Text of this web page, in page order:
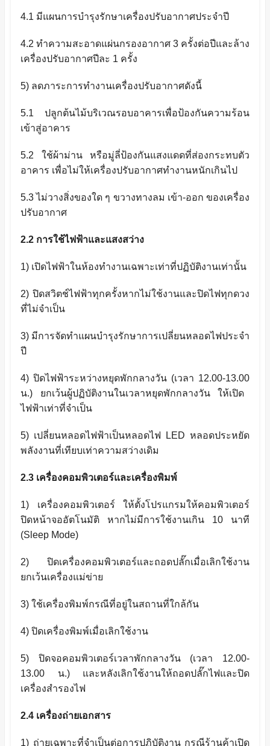
4.1 มีแผนการบำรุงรักษาเครื่องปรับอากาศประจำปี
4.2 ทำความสะอาดแผ่นกรองอากาศ 3 ครั้งต่อปีและล้าง
เครื่องปรับอากาศปีละ 1 ครั้ง
5) ลดภาระการทำงานเครื่องปรับอากาศดังนี้
5.1 ปลูกต้นไม้บริเวณรอบอาคารเพื่อป้องกันความร้อน
เข้าสู่อาคาร
5.2 ใช้ผ้าม่าน หรือมู่ลี่ป้องกันแสงแดดที่ส่องกระทบตัว
อาคาร เพื่อไม่ให้เครื่องปรับอากาศทำงานหนักเกินไป
5.3 ไม่วางสิ่งของใด ๆ ขวางทางลม เข้า-ออก ของเครื่อง
ปรับอากาศ
2.2 การใช้ไฟฟ้าและแสงสว่าง
1) เปิดไฟฟ้าในห้องทำงานเฉพาะเท่าที่ปฏิบัติงานเท่านั้น
2) ปิดสวิตช์ไฟฟ้าทุกครั้งหากไม่ใช้งานและปิดไฟทุกดวง
ที่ไม่จำเป็น
3) มีการจัดทำแผนบำรุงรักษาการเปลี่ยนหลอดไฟประจำ
ปี
4) ปิดไฟฟ้าระหว่างหยุดพักกลางวัน (เวลา 12.00-13.00
น.) ยกเว้นผู้ปฏิบัติงานในเวลาหยุดพักกลางวัน ให้เปิด
ไฟฟ้าเท่าที่จำเป็น
5) เปลี่ยนหลอดไฟฟ้าเป็นหลอดไฟ LED หลอดประหยัด
พลังงานที่เทียบเท่าความสว่างเดิม
2.3 เครื่องคอมพิวเตอร์และเครื่องพิมพ์
1) เครื่องคอมพิวเตอร์ ให้ตั้งโปรแกรมให้คอมพิวเตอร์
ปิดหน้าจออัตโนมัติ หากไม่มีการใช้งานเกิน 10 นาที
(Sleep Mode)
2) ปิดเครื่องคอมพิวเตอร์และถอดปลั๊กเมื่อเลิกใช้งาน
ยกเว้นเครื่องแม่ข่าย
3) ใช้เครื่องพิมพ์กรณีที่อยู่ในสถานที่ใกล้กัน
4) ปิดเครื่องพิมพ์เมื่อเลิกใช้งาน
5) ปิดจอคอมพิวเตอร์เวลาพักกลางวัน (เวลา 12.00-
13.00 น.) และหลังเลิกใช้งานให้ถอดปลั๊กไฟและปิด
เครื่องสำรองไฟ
2.4 เครื่องถ่ายเอกสาร
1) ถ่ายเฉพาะที่จำเป็นต่อการปฏิบัติงาน กรณีร้านค้าเปิด